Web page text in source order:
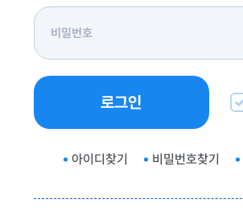
로그인
아이디찾기 비밀번호찾기